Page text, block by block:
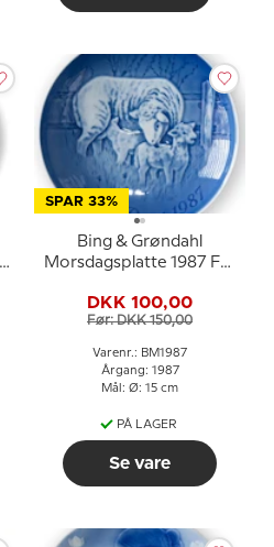
SPAR 33%
Bing & Grøndahl
Morsdagsplatte 1987 Får
DKK 100,00
Før: DKK 150,00
Varenr.: BM1987
Årgang: 1987
Mål: Ø: 15 cm
PÅ LAGER
Se vare